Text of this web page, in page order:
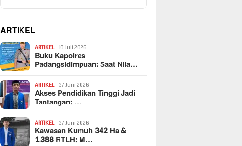
ARTIKEL
ARTIKEL 10 Juli 2026
Buku Kapolres
Padangsidimpuan: Saat Nila…
ARTIKEL 27 Juni 2026
Akses Pendidikan Tinggi Jadi
Tantangan: …
ARTIKEL 27 Juni 2026
Kawasan Kumuh 342 Ha &
1.388 RTLH: M…